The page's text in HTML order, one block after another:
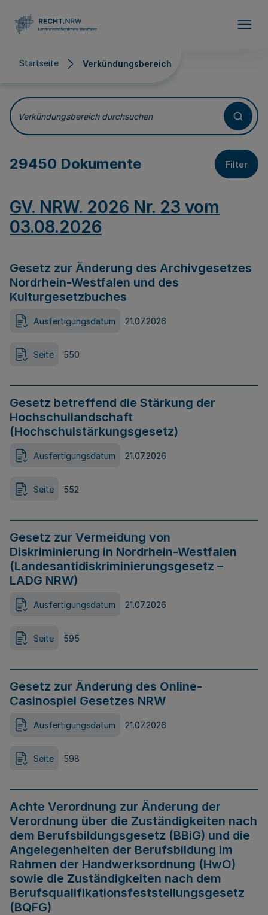
Startseite Verkündungsbereich
Verkündungsbereich
Verkündungsbereich durchsuchen
29450 Dokumente Filter
GV. NRW. 2026 Nr. 23 vom
03.08.2026
Gesetz zur Änderung des Archivgesetzes
Nordrhein-Westfalen und des
Kulturgesetzbuches
Ausfertigungsdatum 21.07.2026
Seite 550
Gesetz betreffend die Stärkung der
Hochschullandschaft
(Hochschulstärkungsgesetz)
Ausfertigungsdatum 21.07.2026
Seite 552
Gesetz zur Vermeidung von
Diskriminierung in Nordrhein-Westfalen
(Landesantidiskriminierungsgesetz –
LADG NRW)
Ausfertigungsdatum 21.07.2026
Seite 595
Gesetz zur Änderung des Online-
Casinospiel Gesetzes NRW
Ausfertigungsdatum 21.07.2026
Seite 598
Achte Verordnung zur Änderung der
Verordnung über die Zuständigkeiten nach
dem Berufsbildungsgesetz (BBiG) und die
Angelegenheiten der Berufsbildung im
Rahmen der Handwerksordnung (HwO)
sowie die Zuständigkeiten nach dem
Berufsqualifikationsfeststellungsgesetz
(BQFG)